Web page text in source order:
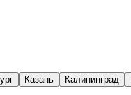
Казань Калининград